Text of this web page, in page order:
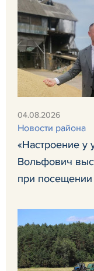
04.08.2026
Новости района
«Настроение у
Вольфович
при